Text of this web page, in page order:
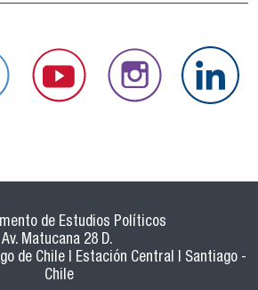
de Estudios Políticos
Av. Matucana 28 D.
de Chile | Estación Central | Santiago -
Chile